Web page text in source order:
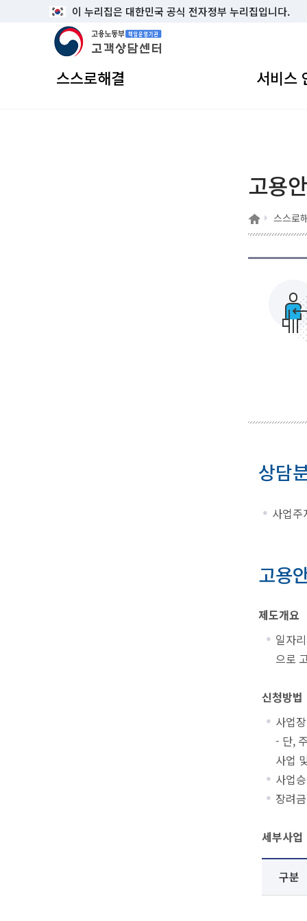
이 누리집은 대한민국 공식 전자정부 누리집입니다.
고용노동부 책임운영기관 고객상담센터
스스로해결 서비스
고용
홈 스스로
상담
사업주
고용
제도개요
일자
으로
신청방법
사업
- 단,
사업
사업
장려
세부사업
구분